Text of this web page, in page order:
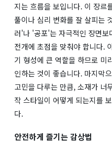
지는 흐름을 보입니다. 이 장르
풀이나 심리 변화를 잘 살피는
러'나 '공포'는 자극적인 장면
전개에 초점을 맞춰야 합니다.
기 형성에 큰 역할을 하므로 미
인하는 것이 좋습니다. 마지막
고민을 다루는 만큼, 소재가 너
작 스타일이 어떻게 되는지를
다.
안전하게 즐기는 감상법